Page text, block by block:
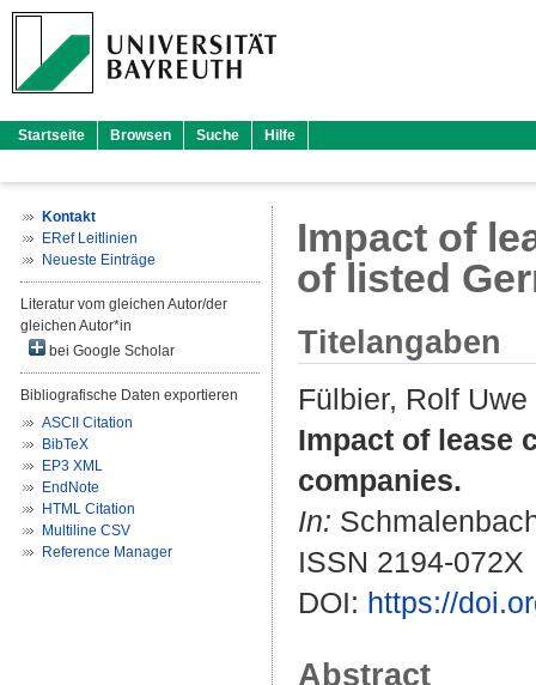
Startseite Browsen Suche Hilfe
Kontakt
ERef Leitlinien
Neueste Einträge
Literatur vom gleichen Autor/der
gleichen Autor*in
bei Google Scholar
Bibliografische Daten exportieren
ASCII Citation
BibTeX
EP3 XML
EndNote
HTML Citation
Multiline CSV
Reference Manager
Impact of
of listed
Titelangaben
Fülbier, Rolf Uwe
Impact of lease
companies.
In:
ISSN 2194-072X
DOI: https://
Abstract